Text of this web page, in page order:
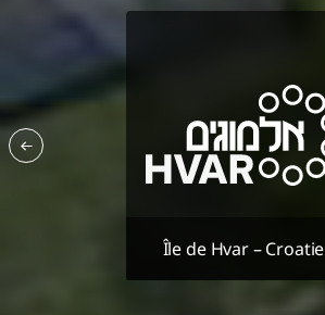
Île de Hvar – Croatie